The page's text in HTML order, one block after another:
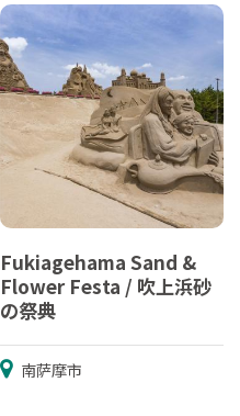
Fukiagehama Sand &
Flower Festa / 吹上浜砂
の祭典
南萨摩市